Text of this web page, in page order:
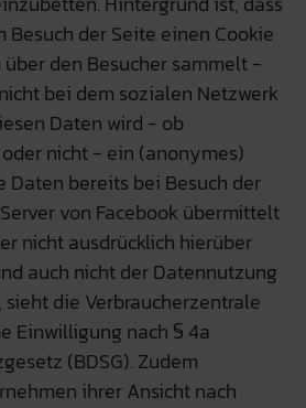
Besuch der Seite einen Cookie
den Besucher sammelt -
bei dem sozialen Netzwerk
Daten wird - ob
nicht - ein (anonymes)
Daten bereits bei Besuch der
von Facebook übermittelt
nicht ausdrücklich hierüber
auch nicht der Datennutzung
die Verbraucherzentrale
Einwilligung nach § 4a
(BDSG). Zudem
ihrer Ansicht nach